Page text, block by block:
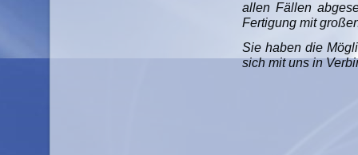
allen Fällen
Fertigung mit
Sie haben die
sich mit uns in